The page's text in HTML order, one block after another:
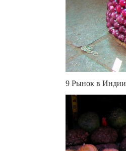
9 Рынок в Индии